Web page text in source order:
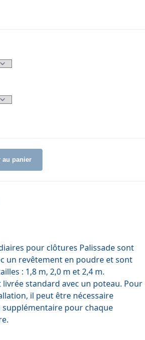
au panier
pour clôtures Palissade sont
un revêtement en poudre et sont
: 1,8 m, 2,0 m et 2,4 m.
livrée standard avec un poteau. Pour
il peut être nécessaire
pour chaque